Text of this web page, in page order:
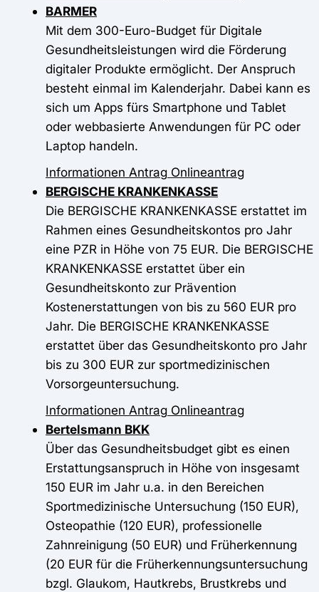
BARMER
Mit dem 300-Euro-Budget für Digitale
Gesundheitsleistungen wird die Förderung
digitaler Produkte ermöglicht. Der Anspruch
besteht einmal im Kalenderjahr. Dabei kann es
sich um Apps fürs Smartphone und Tablet
oder webbasierte Anwendungen für PC oder
Laptop handeln.
Informationen Antrag Onlineantrag
BERGISCHE KRANKENKASSE
Die BERGISCHE KRANKENKASSE erstattet im
Rahmen eines Gesundheitskontos pro Jahr
eine PZR in Höhe von 75 EUR. Die BERGISCHE
KRANKENKASSE erstattet über ein
Gesundheitskonto zur Prävention
Kostenerstattungen von bis zu 560 EUR pro
Jahr. Die BERGISCHE KRANKENKASSE
erstattet über das Gesundheitskonto pro Jahr
bis zu 300 EUR zur sportmedizinischen
Vorsorgeuntersuchung.
Informationen Antrag Onlineantrag
Bertelsmann BKK
Über das Gesundheitsbudget gibt es einen
Erstattungsanspruch in Höhe von insgesamt
150 EUR im Jahr u.a. in den Bereichen
Sportmedizinische Untersuchung (150 EUR),
Osteopathie (120 EUR), professionelle
Zahnreinigung (50 EUR) und Früherkennung
(20 EUR für die Früherkennungsuntersuchung
bzgl. Glaukom, Hautkrebs, Brustkrebs und